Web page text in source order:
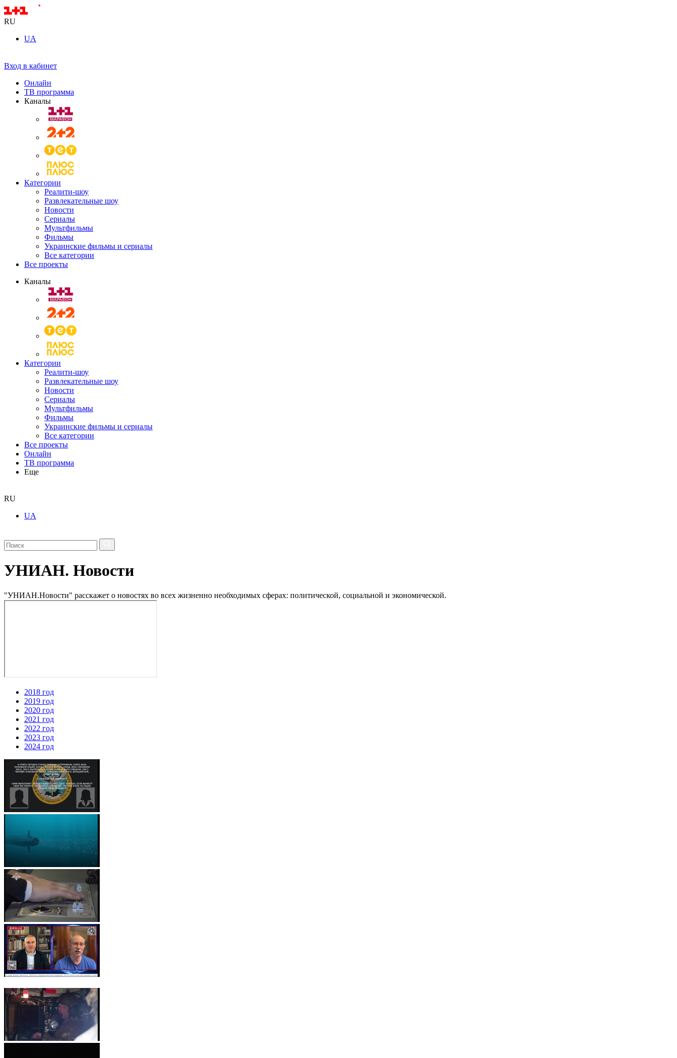
RU
UA
Вход в кабинет
Онлайн
ТВ программа
Каналы
Категории
Реалити-шоу
Развлекательные шоу
Новости
Сериалы
Мультфильмы
Фильмы
Украинские фильмы и сериалы
Все категории
Все проекты
Каналы
Категории
Реалити-шоу
Развлекательные шоу
Новости
Сериалы
Мультфильмы
Фильмы
Украинские фильмы и сериалы
Все категории
Все проекты
Онлайн
ТВ программа
Еще
RU
UA
УНИАН. Новости
"УНИАН.Новости" расскажет о новостях во всех жизненно необходимых сферах: политической, социальной и экономической.
2018 год
2019 год
2020 год
2021 год
2022 год
2023 год
2024 год